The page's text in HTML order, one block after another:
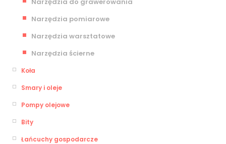
Narzędzia pomiarowe
Narzędzia warsztatowe
Narzędzia ścierne
Koła
Smary i oleje
Pompy olejowe
Bity
Łańcuchy gospodarcze